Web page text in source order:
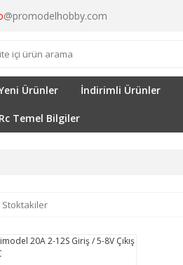
@promodelhobby.com
Ürünler İndirimli Ürünler
Rc Temel Bilgiler
Stoktakiler